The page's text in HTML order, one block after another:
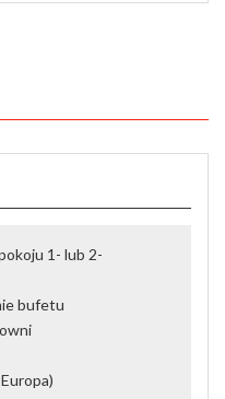
1- lub 2-
bufetu